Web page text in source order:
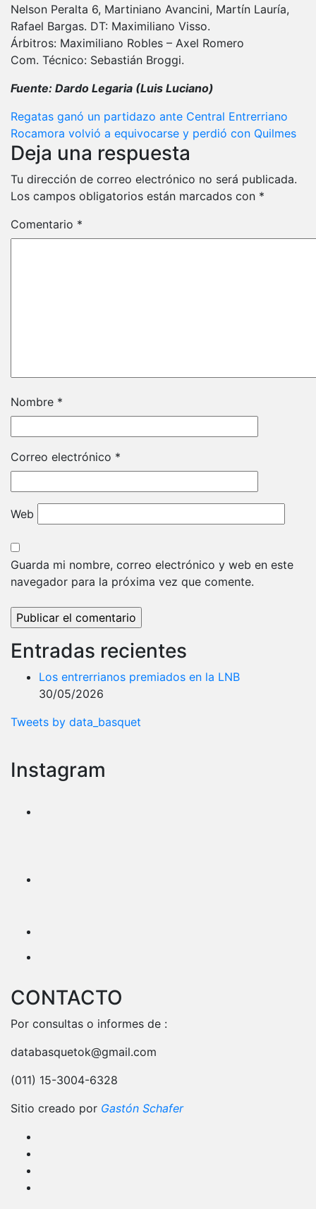
Nelson Peralta 6, Martiniano Avancini, Martín Lauría,
Rafael Bargas. DT: Maximiliano Visso.
Árbitros: Maximiliano Robles – Axel Romero
Com. Técnico: Sebastián Broggi.
Fuente: Dardo Legaria (Luis Luciano)
Navegación
de
entradas
Regatas ganó un partidazo ante Central Entrerriano
Rocamora volvió a equivocarse y perdió con Quilmes
Deja una respuesta
Tu dirección de correo electrónico no será publicada.
Los campos obligatorios están marcados con *
Comentario *
Nombre *
Correo electrónico *
Web
Guarda mi nombre, correo electrónico y web en este
navegador para la próxima vez que comente.
Entradas recientes
Los entrerrianos premiados en la LNB
30/05/2026
Tweets by data_basquet
Instagram
CONTACTO
Por consultas o informes de :
databasquetok@gmail.com
(011) 15-3004-6328
Sitio creado por Gastón Schafer